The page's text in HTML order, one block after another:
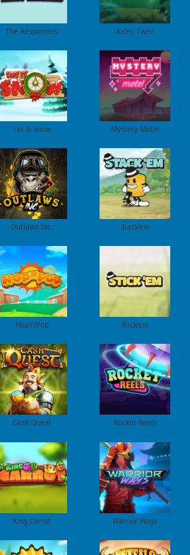
The Respinners Aztec Twist
Let It Snow Mystery Motel
Outlaws Inc. Stack'em
Hop'n'Pop Stick'em
Cash Quest Rocket Reels
King Carrot Warrior Ways